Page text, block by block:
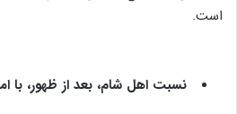
است.
نسبت اهل شام، بعد از ظهور،